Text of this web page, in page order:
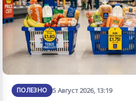
ПОЛЕЗНО 5 Август 2026, 13:19